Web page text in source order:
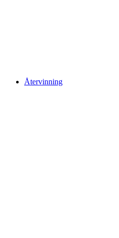
Återvinning